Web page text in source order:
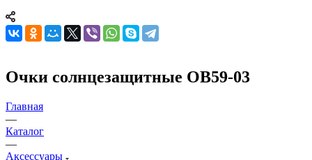
Очки солнцезащитные OB59-03
Главная
—
Каталог
—
Аксессуары